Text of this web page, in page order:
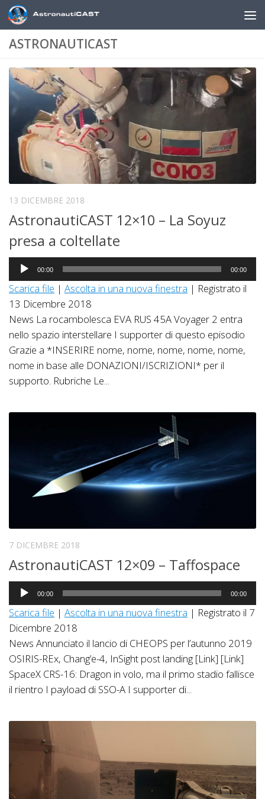
Sotto il contenuto
ASTRONAUTICAST
13 DICEMBRE 2018
AstronautiCAST 12×10 – La Soyuz
presa a coltellate
Audio
Player
00:00 00:00
Scarica file | Ascolta in una nuova finestra | Registrato il
13 Dicembre 2018
News La rocambolesca EVA RUS 45A Voyager 2 entra
nello spazio interstellare I supporter di questo episodio
Grazie a *INSERIRE nome, nome, nome, nome, nome,
nome in base alle DONAZIONI/ISCRIZIONI* per il
supporto. Rubriche Le...
7 DICEMBRE 2018
AstronautiCAST 12×09 – Taffospace
Audio
Player
00:00 00:00
Scarica file | Ascolta in una nuova finestra | Registrato il 7
Dicembre 2018
News Annunciato il lancio di CHEOPS per l’autunno 2019
OSIRIS-REx, Chang’e-4, InSight post landing [Link] [Link]
SpaceX CRS-16: Dragon in volo, ma il primo stadio fallisce
il rientro I payload di SSO-A I supporter di...